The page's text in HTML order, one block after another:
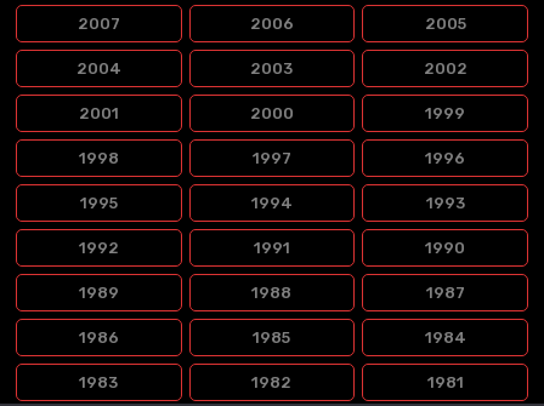
2007 2006 2005
2004 2003 2002
2001 2000 1999
1998 1997 1996
1995 1994 1993
1992 1991 1990
1989 1988 1987
1986 1985 1984
1983 1982 1981